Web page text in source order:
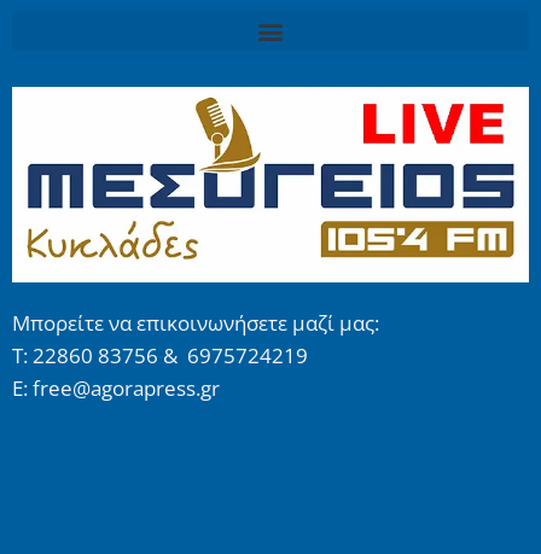
Μπορείτε να επικοινωνήσετε μαζί μας:
Τ: 22860 83756 & 6975724219
E: free@agorapress.gr